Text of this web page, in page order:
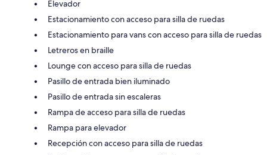
Elevador
Estacionamiento con acceso para silla de ruedas
Estacionamiento para vans con acceso para silla de ruedas
Letreros en braille
Lounge con acceso para silla de ruedas
Pasillo de entrada bien iluminado
Pasillo de entrada sin escaleras
Rampa de acceso para silla de ruedas
Rampa para elevador
Recepción con acceso para silla de ruedas